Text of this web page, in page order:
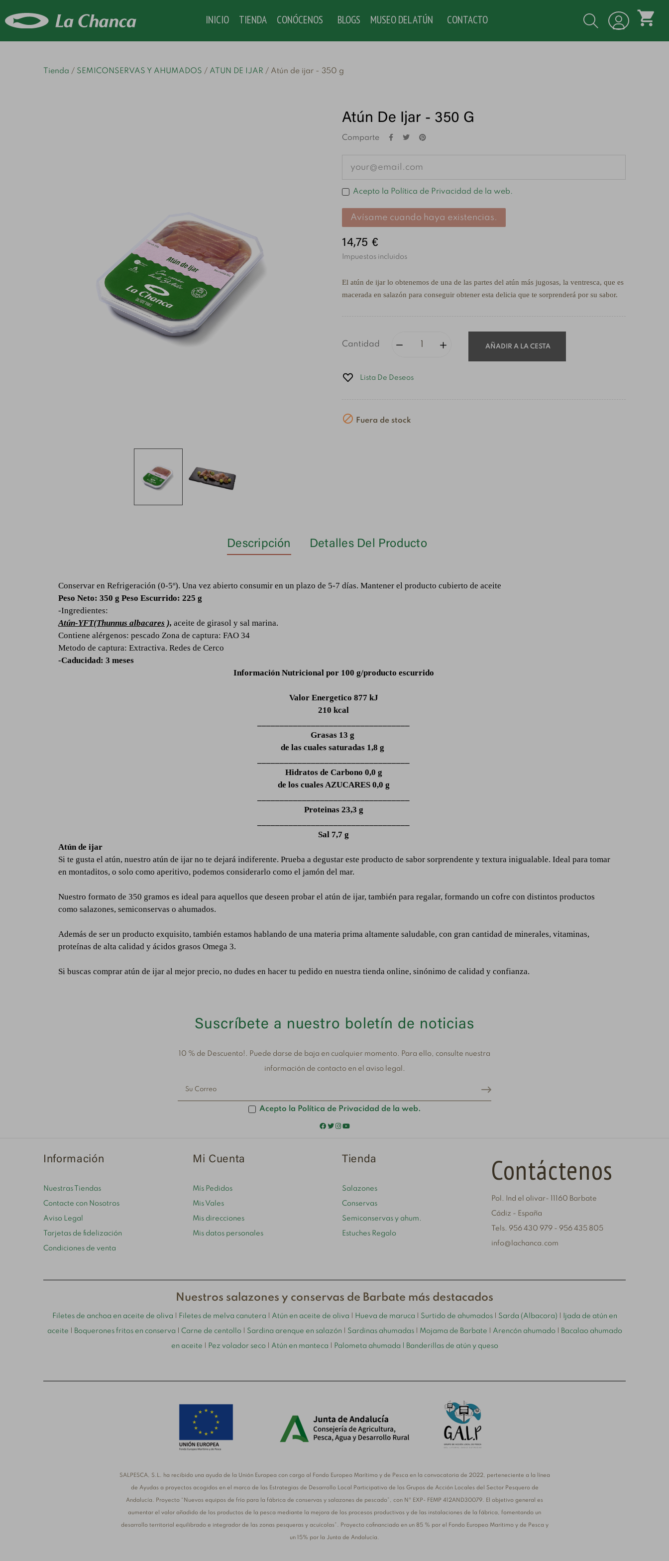
INICIO TIENDA CONÓCENOS BLOGS MUSEO DEL ATÚN CONTACTO shopping_cart
Tienda SEMICONSERVAS Y AHUMADOS ATUN DE IJAR Atún de ijar - 350 g
Atún De Ijar - 350 G
Comparte
Acepto la Política de Privacidad de la web.
Avísame cuando haya existencias.
14,75 €
Impuestos incluidos
El atún de ijar lo obtenemos de una de las partes del atún más jugosas, la ventresca, que es
macerada en salazón para conseguir obtener esta delicia que te sorprenderá por su sabor.
Cantidad AÑADIR A LA CESTA
Lista De Deseos
 Fuera de stock
Descripción Detalles Del Producto
Conservar en Refrigeración (0-5º). Una vez abierto consumir en un plazo de 5-7 días. Mantener el producto cubierto de aceite
Peso Neto: 350 g Peso Escurrido: 225 g
-Ingredientes:
Atún-YFT(Thunnus albacares ), aceite de girasol y sal marina.
Contiene alérgenos: pescado Zona de captura: FAO 34
Metodo de captura: Extractiva. Redes de Cerco
-Caducidad: 3 meses
Información Nutricional por 100 g/producto escurrido
Valor Energetico 877 kJ
210 kcal
Grasas 13 g
de las cuales saturadas 1,8 g
Hidratos de Carbono 0,0 g
de los cuales AZUCARES 0,0 g
Proteinas 23,3 g
Sal 7,7 g
Atún de ijar
Si te gusta el atún, nuestro atún de ijar no te dejará indiferente. Prueba a degustar este producto de sabor sorprendente y textura inigualable. Ideal para tomar
en montaditos, o solo como aperitivo, podemos considerarlo como el jamón del mar.
Nuestro formato de 350 gramos es ideal para aquellos que deseen probar el atún de ijar, también para regalar, formando un cofre con distintos productos
como salazones, semiconservas o ahumados.
Además de ser un producto exquisito, también estamos hablando de una materia prima altamente saludable, con gran cantidad de minerales, vitaminas,
proteínas de alta calidad y ácidos grasos Omega 3.
Si buscas comprar atún de ijar al mejor precio, no dudes en hacer tu pedido en nuestra tienda online, sinónimo de calidad y confianza.
Suscríbete a nuestro boletín de noticias
10 % de Descuento!. Puede darse de baja en cualquier momento. Para ello, consulte nuestra
información de contacto en el aviso legal.
Acepto la Política de Privacidad de la web.
Información
Nuestras Tiendas
Contacte con Nosotros
Aviso Legal
Tarjetas de fidelización
Condiciones de venta
Mi Cuenta
Mís Pedidos
Mis Vales
Mis direcciones
Mis datos personales
Tienda
Salazones
Conservas
Semiconservas y ahum.
Estuches Regalo
Contáctenos
Pol. Ind el olivar- 11160 Barbate
Cádiz - España
Tels. 956 430 979 - 956 435 805
info@lachanca.com
Nuestros salazones y conservas de Barbate más destacados
Filetes de anchoa en aceite de oliva Filetes de melva canutera Atún en aceite de oliva Hueva de maruca Surtido de ahumados| Sarda (Albacora) Ijada de atún en
aceite Boquerones fritos en conserva Carne de centollo| Sardina arenque en salazón Sardinas ahumadas| Mojama de Barbate Arencón ahumado| Bacalao ahumado
en aceite Pez volador seco| Atún en manteca Palometa ahumada | Banderillas de atún y queso
SALPESCA, S.L. ha recibido una ayuda de la Unión Europea con cargo al Fondo Europeo Marítimo y de Pesca en la convocatoria de 2022, perteneciente a la línea
de Ayudas a proyectos acogidos en el marco de las Estrategias de Desarrollo Local Participativo de los Grupos de Acción Locales del Sector Pesquero de
Andalucía. Proyecto “Nuevos equipos de frío para la fábrica de conservas y salazones de pescado”, con Nº EXP- FEMP 412AND30079. El objetivo general es
aumentar el valor añadido de los productos de la pesca mediante la mejora de los procesos productivos y de las instalaciones de la fábrica, fomentando un
desarrollo territorial equilibrado e integrador de las zonas pesqueras y acuícolas”. Proyecto cofinanciado en un 85 % por el Fondo Europeo Marítimo y de Pesca y
un 15% por la Junta de Andalucía.